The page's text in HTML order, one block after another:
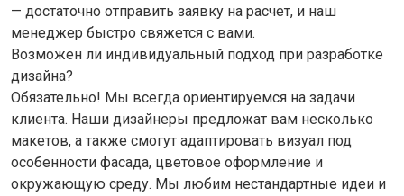
— достаточно отправить заявку на расчет, и наш
менеджер быстро свяжется с вами.
Возможен ли индивидуальный подход при разработке
дизайна?
Обязательно! Мы всегда ориентируемся на задачи
клиента. Наши дизайнеры предложат вам несколько
макетов, а также смогут адаптировать визуал под
особенности фасада, цветовое оформление и
окружающую среду. Мы любим нестандартные идеи и